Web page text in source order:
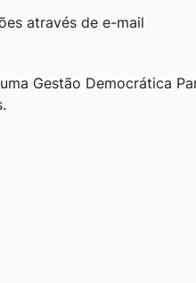
através de e-mail
Gestão Democrática